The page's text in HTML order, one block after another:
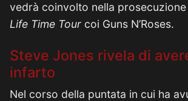
vedrà coinvolto nella prosecuzione
Life Time Tour coi Guns N’Roses.
Steve Jones rivela di
infarto
Nel corso della puntata in cui ha